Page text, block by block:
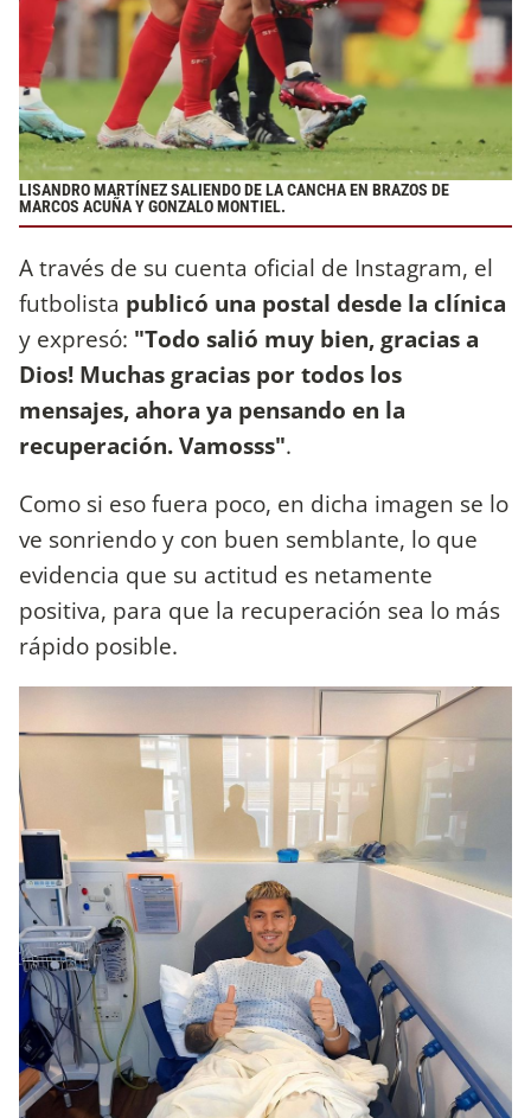
LISANDRO MARTÍNEZ SALIENDO DE LA CANCHA EN BRAZOS DE
MARCOS ACUÑA Y GONZALO MONTIEL.
A través de su cuenta oficial de Instagram, el
futbolista publicó una postal desde la clínica
y expresó: "Todo salió muy bien, gracias a
Dios! Muchas gracias por todos los
mensajes, ahora ya pensando en la
recuperación. Vamosss".
Como si eso fuera poco, en dicha imagen se lo
ve sonriendo y con buen semblante, lo que
evidencia que su actitud es netamente
positiva, para que la recuperación sea lo más
rápido posible.